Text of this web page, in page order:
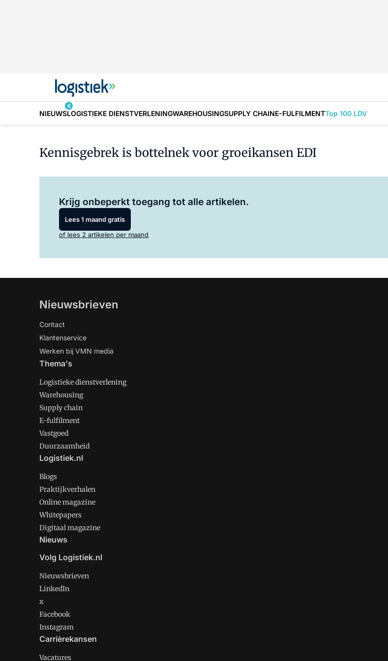
NIEUWS
6
LOGISTIEKE DIENSTVERLENINGWAREHOUSINGSUPPLY CHAINE-FULFILMENTTop 100 LDV
Kennisgebrek is bottelnek voor groeikansen EDI
Krijg onbeperkt toegang tot alle artikelen.
Lees 1 maand gratis
of lees 2 artikelen per maand
Nieuwsbrieven
Contact
Klantenservice
Werken bij VMN media
Thema's
Logistieke dienstverlening
Warehousing
Supply chain
E-fulfilment
Vastgoed
Duurzaamheid
Logistiek.nl
Blogs
Praktijkverhalen
Online magazine
Whitepapers
Digitaal magazine
Nieuws
Volg Logistiek.nl
Nieuwsbrieven
LinkedIn
x
Facebook
Instagram
Carrièrekansen
Vacatures